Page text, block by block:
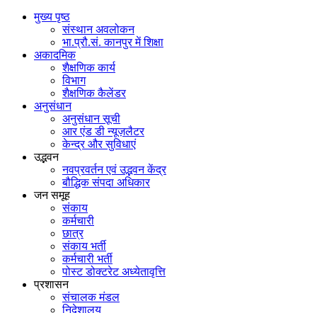
मुख्य पृष्ठ
संस्थान अवलोकन
भा.प्रौ.सं. कानपुर में शिक्षा
अकादमिक
शैक्षणिक कार्य
विभाग
शैक्षणिक कैलेंडर
अनुसंधान
अनुसंधान सूची
आर एंड डी न्यूज़लैटर
केन्द्र और सुविधाएं
उद्भवन
नवप्रवर्तन एवं उद्भवन केंद्र
बौद्धिक संपदा अधिकार
जन समूह
संकाय
कर्मचारी
छात्र
संकाय भर्ती
कर्मचारी भर्ती
पोस्‍ट डोक्‍टरेट अध्‍येतावृत्ति
प्रशासन
संचालक मंडल
निदेशालय